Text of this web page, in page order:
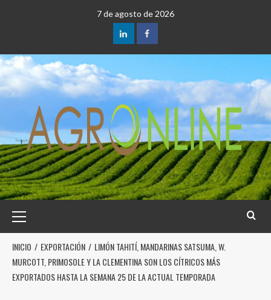
7 de agosto de 2026
INICIO EXPORTACIÓN
LIMÓN TAHITÍ, MANDARINAS SATSUMA, W.
MURCOTT, PRIMOSOLE Y LA CLEMENTINA SON LOS CÍTRICOS MÁS
EXPORTADOS HASTA LA SEMANA 25 DE LA ACTUAL TEMPORADA